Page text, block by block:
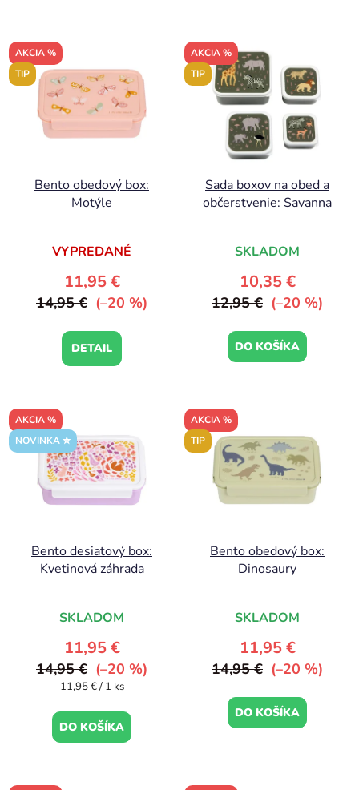
AKCIA %
TIP
Bento obedový box:
Motýle
VYPREDANÉ
11,95 €
14,95 € (–20 %)
DETAIL
AKCIA %
TIP
Sada boxov na obed a
občerstvenie: Savanna
SKLADOM
10,35 €
12,95 € (–20 %)
DO KOŠÍKA
AKCIA %
NOVINKA ✮
Bento desiatový box:
Kvetinová záhrada
SKLADOM
11,95 €
14,95 € (–20 %)
Jednotková
11,95 € / 1 ks
DO KOŠÍKA
AKCIA %
TIP
Bento obedový box:
Dinosaury
SKLADOM
11,95 €
14,95 € (–20 %)
DO KOŠÍKA